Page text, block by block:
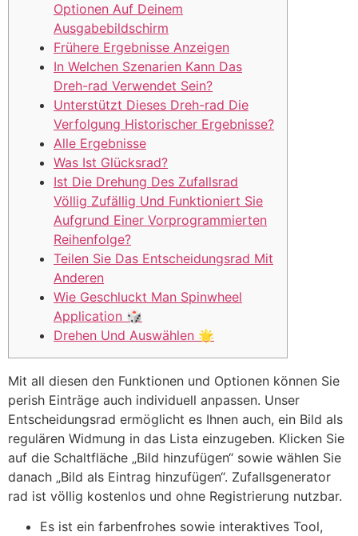
Optionen Auf Deinem
Ausgabebildschirm
Frühere Ergebnisse Anzeigen
In Welchen Szenarien Kann Das
Dreh-rad Verwendet Sein?
Unterstützt Dieses Dreh-rad Die
Verfolgung Historischer Ergebnisse?
Alle Ergebnisse
Was Ist Glücksrad?
Ist Die Drehung Des Zufallsrad
Völlig Zufällig Und Funktioniert Sie
Aufgrund Einer Vorprogrammierten
Reihenfolge?
Teilen Sie Das Entscheidungsrad Mit
Anderen
Wie Geschluckt Man Spinwheel
Application 🎲
Drehen Und Auswählen 🌟
Mit all diesen den Funktionen und Optionen können Sie
perish Einträge auch individuell anpassen. Unser
Entscheidungsrad ermöglicht es Ihnen auch, ein Bild als
regulären Widmung in das Lista einzugeben. Klicken Sie
auf die Schaltfläche „Bild hinzufügen“ sowie wählen Sie
danach „Bild als Eintrag hinzufügen“. Zufallsgenerator
rad ist völlig kostenlos und ohne Registrierung nutzbar.
Es ist ein farbenfrohes sowie interaktives Tool,